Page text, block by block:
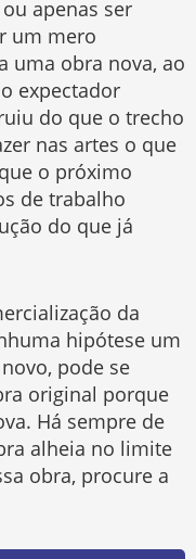
apenas ser
um mero
uma obra nova, ao
expectador
do que o trecho
nas artes o que
o próximo
de trabalho
do que já
da
hipótese um
pode se
original porque
Há sempre de
alheia no limite
obra, procure a